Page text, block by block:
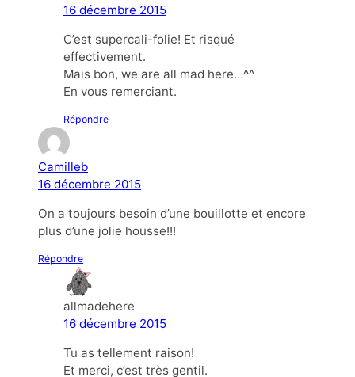
16 décembre 2015
C’est supercali-folie! Et risqué
effectivement.
Mais bon, we are all mad here…^^
En vous remerciant.
Répondre
Camilleb
16 décembre 2015
On a toujours besoin d’une bouillotte et encore
plus d’une jolie housse!!!
Répondre
allmadehere
16 décembre 2015
Tu as tellement raison!
Et merci, c’est très gentil.